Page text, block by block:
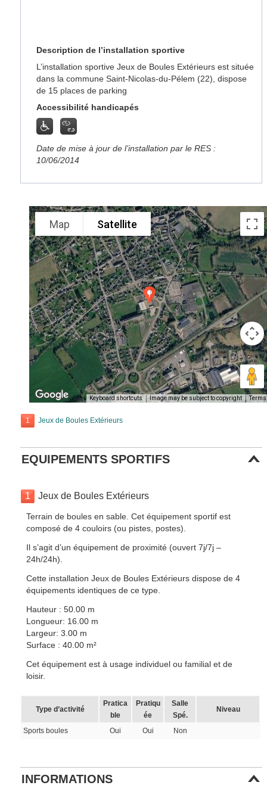
Description de l’installation sportive
L’installation sportive Jeux de Boules Extérieurs est située
dans la commune Saint-Nicolas-du-Pélem (22), dispose
de 15 places de parking
Accessibilité handicapés
Date de mise à jour de l’installation par le RES :
10/06/2014
Map Satellite
Keyboard shortcuts Image may be subject to copyright Terms
1 Jeux de Boules Extérieurs
EQUIPEMENTS SPORTIFS
1 Jeux de Boules Extérieurs
Terrain de boules en sable. Cet équipement sportif est
composé de 4 couloirs (ou pistes, postes).
Il s’agit d’un équipement de proximité (ouvert 7j/7j –
24h/24h).
Cette installation Jeux de Boules Extérieurs dispose de 4
équipements identiques de ce type.
Hauteur : 50.00 m
Longueur: 16.00 m
Largeur: 3.00 m
Surface : 40.00 m²
Cet équipement est à usage individuel ou familial et de
loisir.
Type d’activité
Pratica
ble
Pratiqu
ée
Salle
Spé.
Niveau
Sports boules Oui Oui Non
INFORMATIONS